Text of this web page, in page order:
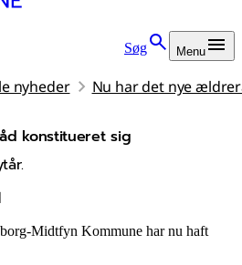
Søg Menu
nyheder Nu har det nye
konstitueret sig
Midtfyn Kommune har nu haft